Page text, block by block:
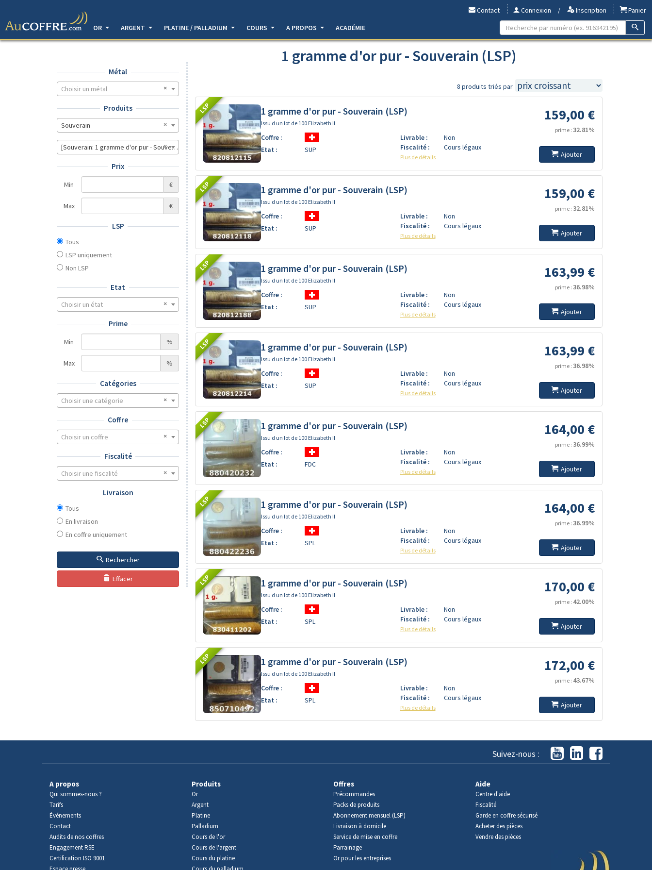
Contact Connexion / Inscription
Panier
OR
ARGENT PLATINE / PALLADIUM COURS A PROPOS ACADÉMIE
Métal
Choisir un métal
Produits
Souverain
[Souverain: 1 gramme d'or pur - Souverain (LSP)]
Prix
Min €
Max €
LSP
Tous
LSP uniquement
Non LSP
Etat
Choisir un état
Prime
Min %
Max %
Catégories
Choisir une catégorie
Coffre
Choisir un coffre
Fiscalité
Choisir une fiscalité
Livraison
Tous
En livraison
En coffre uniquement
Rechercher
Effacer
1 gramme d'or pur - Souverain (LSP)
8 produits triés par
LSP 1 gramme d'or pur - Souverain (LSP)
Issu d un lot de 100 Elizabeth II
Coffre :
Etat :
SUP
Livrable :
Non
Fiscalité :
Cours légaux
Plus de détails
159,00 €
prime : 32.81%
Ajouter
LSP 1 gramme d'or pur - Souverain (LSP)
Issu d un lot de 100 Elizabeth II
Coffre :
Etat :
SUP
Livrable :
Non
Fiscalité :
Cours légaux
Plus de détails
159,00 €
prime : 32.81%
Ajouter
LSP 1 gramme d'or pur - Souverain (LSP)
Issu d un lot de 100 Elizabeth II
Coffre :
Etat :
SUP
Livrable :
Non
Fiscalité :
Cours légaux
Plus de détails
163,99 €
prime : 36.98%
Ajouter
LSP 1 gramme d'or pur - Souverain (LSP)
Issu d un lot de 100 Elizabeth II
Coffre :
Etat :
SUP
Livrable :
Non
Fiscalité :
Cours légaux
Plus de détails
163,99 €
prime : 36.98%
Ajouter
LSP 1 gramme d'or pur - Souverain (LSP)
Issu d un lot de 100 Elizabeth II
Coffre :
Etat :
FDC
Livrable :
Non
Fiscalité :
Cours légaux
Plus de détails
164,00 €
prime : 36.99%
Ajouter
LSP 1 gramme d'or pur - Souverain (LSP)
Issu d un lot de 100 Elizabeth II
Coffre :
Etat :
SPL
Livrable :
Non
Fiscalité :
Cours légaux
Plus de détails
164,00 €
prime : 36.99%
Ajouter
LSP 1 gramme d'or pur - Souverain (LSP)
Issu d un lot de 100 Elizabeth II
Coffre :
Etat :
SPL
Livrable :
Non
Fiscalité :
Cours légaux
Plus de détails
170,00 €
prime : 42.00%
Ajouter
LSP 1 gramme d'or pur - Souverain (LSP)
Issu d un lot de 100 Elizabeth II
Coffre :
Etat :
SPL
Livrable :
Non
Fiscalité :
Cours légaux
Plus de détails
172,00 €
prime : 43.67%
Ajouter
Suivez-nous :
A propos
Qui sommes-nous ?
Tarifs
Événements
Contact
Audits de nos coffres
Engagement RSE
Certification ISO 9001
Produits
Or
Argent
Platine
Palladium
Cours de l'or
Cours de l'argent
Cours du platine
Offres
Précommandes
Packs de produits
Abonnement mensuel (LSP)
Livraison à domicile
Service de mise en coffre
Parrainage
Or pour les entreprises
Aide
Centre d'aide
Fiscalité
Garde en coffre sécurisé
Acheter des pièces
Vendre des pièces